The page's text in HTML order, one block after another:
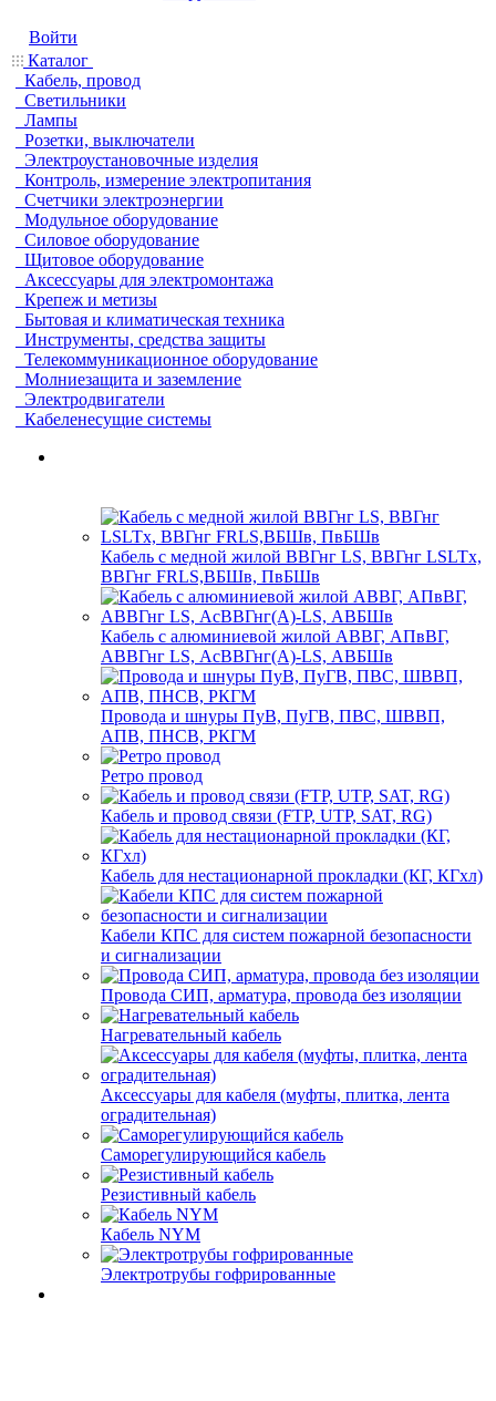
Войти
Каталог
Кабель, провод
Светильники
Лампы
Розетки, выключатели
Электроустановочные изделия
Контроль, измерение электропитания
Счетчики электроэнергии
Модульное оборудование
Силовое оборудование
Щитовое оборудование
Аксессуары для электромонтажа
Крепеж и метизы
Бытовая и климатическая техника
Инструменты, средства защиты
Телекоммуникационное оборудование
Молниезащита и заземление
Электродвигатели
Кабеленесущие системы
Кабель с медной жилой ВВГнг LS, ВВГнг LSLTx,
ВВГнг FRLS,ВБШв, ПвБШв
Кабель с алюминиевой жилой АВВГ, АПвВГ,
АВВГнг LS, АсВВГнг(А)-LS, АВБШв
Провода и шнуры ПуВ, ПуГВ, ПВС, ШВВП,
АПВ, ПНСВ, РКГМ
Ретро провод
Кабель и провод связи (FTP, UTP, SAT, RG)
Кабель для нестационарной прокладки (КГ, КГхл)
Кабели КПС для систем пожарной безопасности
и сигнализации
Провода СИП, арматура, провода без изоляции
Нагревательный кабель
Аксессуары для кабеля (муфты, плитка, лента
оградительная)
Саморегулирующийся кабель
Резистивный кабель
Кабель NYM
Электротрубы гофрированные